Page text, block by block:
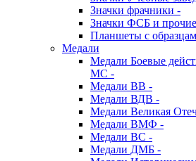
Значки фрачники -
Значки ФСБ и
Планшеты с
Медали
Медали Боевые
МС -
Медали ВВ -
Медали ВДВ -
Медали Великая
Медали ВМФ -
Медали ВС -
Медали ДМБ -